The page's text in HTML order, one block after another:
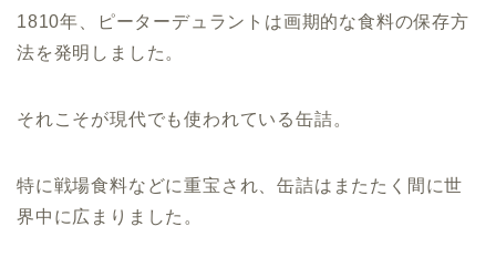
1810年、ピーターデュラントは画期的な食料の保存方
法を発明しました。
それこそが現代でも使われている缶詰。
特に戦場食料などに重宝され、缶詰はまたたく間に世
界中に広まりました。